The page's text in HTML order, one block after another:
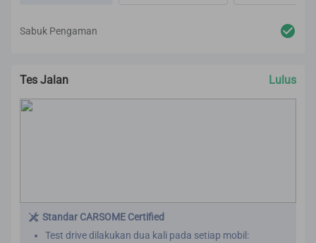
menjamin bahwa setiap mobil telah memenuhi standar
Sabuk Pengaman
Tes Jalan Lulus
Standar CARSOME Certified
Test drive dilakukan dua kali pada setiap mobil: